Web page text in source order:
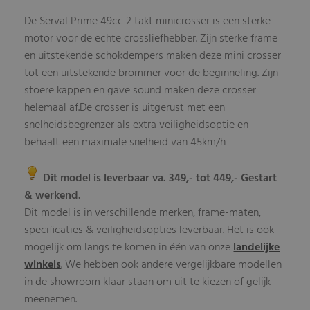
De Serval Prime 49cc 2 takt minicrosser is een sterke
motor voor de echte crossliefhebber. Zijn sterke frame
en uitstekende schokdempers maken deze mini crosser
tot een uitstekende brommer voor de beginneling. Zijn
stoere kappen en gave sound maken deze crosser
helemaal af.De crosser is uitgerust met een
snelheidsbegrenzer als extra veiligheidsoptie en
behaalt een maximale snelheid van 45km/h
Dit model is leverbaar va. 349,- tot 449,- Gestart
& werkend.
Dit model is in verschillende merken, frame-maten,
specificaties & veiligheidsopties leverbaar. Het is ook
mogelijk om langs te komen in één van onzelandelijke
winkels. We hebben ook andere vergelijkbare modellen
in de showroom klaar staan om uit te kiezen of gelijk
meenemen.